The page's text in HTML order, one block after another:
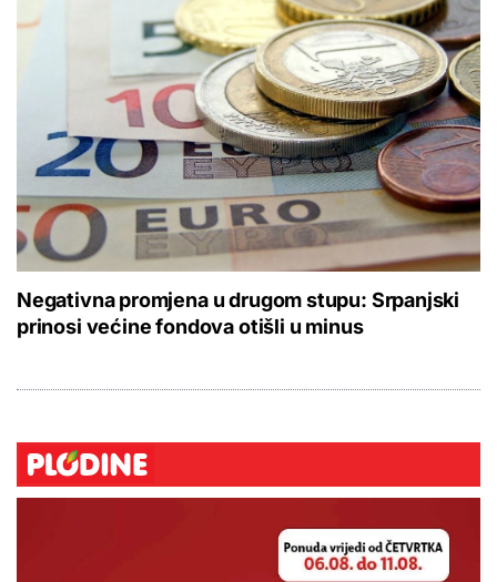
Negativna promjena u drugom stupu: Srpanjski
prinosi većine fondova otišli u minus